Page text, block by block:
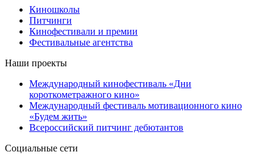
Киношколы
Питчинги
Кинофестивали и премии
Фестивальные агентства
Наши проекты
Международный кинофестиваль «Дни
короткометражного кино»
Международный фестиваль мотивационного кино
«Будем жить»
Всероссийский питчинг дебютантов
Социальные сети